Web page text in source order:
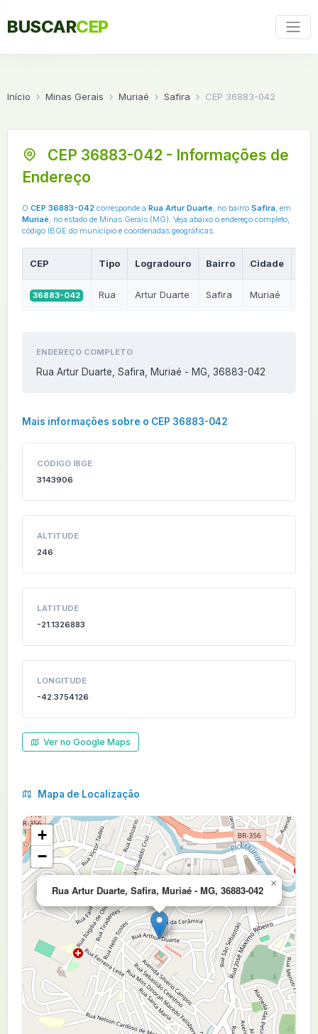
BUSCARCEP
Início Minas Gerais Muriaé Safira CEP 36883-042
CEP 36883-042 - Informações de
Endereço
O CEP 36883-042 corresponde a Rua Artur Duarte, no bairro Safira, em
Muriaé, no estado de Minas Gerais (MG). Veja abaixo o endereço completo,
código IBGE do município e coordenadas geográficas.
CEP Tipo Logradouro Bairro Cidade
36883-042 Rua Artur Duarte Safira Muriaé
ENDEREÇO COMPLETO
Rua Artur Duarte, Safira, Muriaé - MG, 36883-042
Mais informações sobre o CEP 36883-042
CÓDIGO IBGE
3143906
ALTITUDE
246
LATITUDE
-21.1326883
LONGITUDE
-42.3754126
Ver no Google Maps
Mapa de Localização
Rua Artur Duarte, Safira, Muriaé - MG, 36883-042
×
+
−